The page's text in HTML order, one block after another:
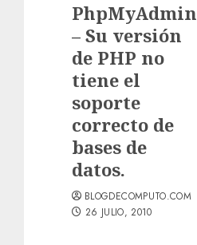
PhpMyAdmin
– Su versión
de PHP no
tiene el
soporte
correcto de
bases de
datos.
BLOGDECOMPUTO.COM
26 JULIO, 2010